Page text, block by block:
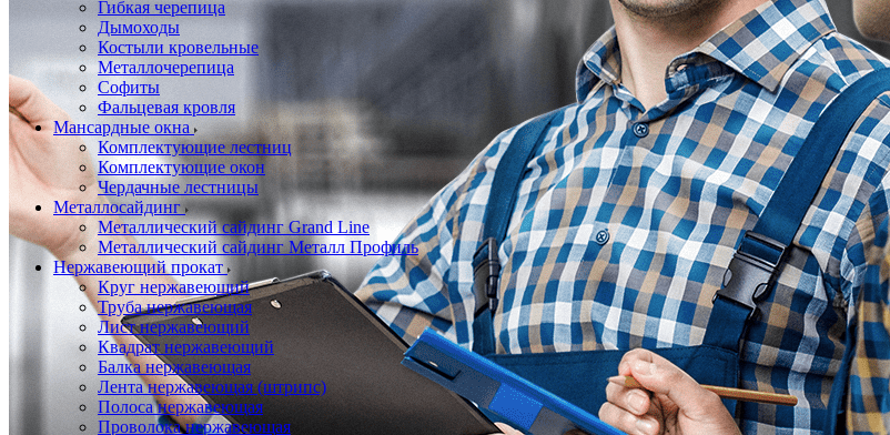
Гибкая черепица
Дымоходы
Костыли кровельные
Металлочерепица
Софиты
Фальцевая кровля
Мансардные окна
Комплектующие лестниц
Комплектующие окон
Чердачные лестницы
Металлосайдинг
Металлический сайдинг Grand Line
Металлический сайдинг Металл Профиль
Нержавеющий прокат
Круг нержавеющий
Труба нержавеющая
Лист нержавеющий
Квадрат нержавеющий
Балка нержавеющая
Лента нержавеющая (штрипс)
Полоса нержавеющая
Проволока нержавеющая